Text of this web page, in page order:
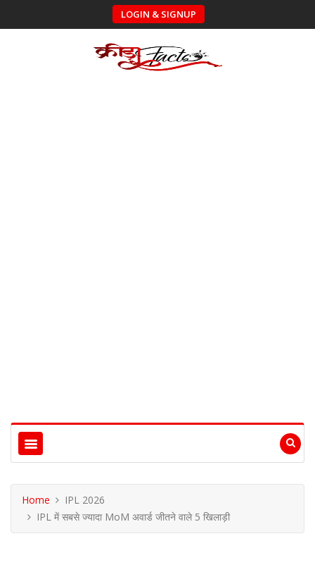
LOGIN & SIGNUP
Home
IPL 2026
IPL में सबसे ज्यादा MoM अवार्ड जीतने वाले 5 खिलाड़ी